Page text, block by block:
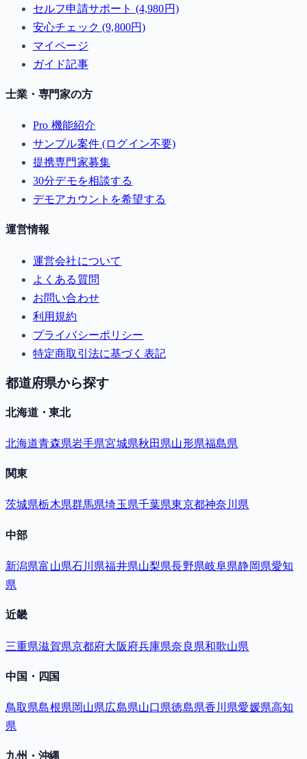
セルフ申請サポート (4,980円)
安心チェック (9,800円)
マイページ
ガイド記事
士業・専門家の方
Pro 機能紹介
サンプル案件 (ログイン不要)
提携専門家募集
30分デモを相談する
デモアカウントを希望する
運営情報
運営会社について
よくある質問
お問い合わせ
利用規約
プライバシーポリシー
特定商取引法に基づく表記
都道府県から探す
北海道・東北
北海道青森県岩手県宮城県秋田県山形県福島県
関東
茨城県栃木県群馬県埼玉県千葉県東京都神奈川県
中部
新潟県富山県石川県福井県山梨県長野県岐阜県静岡県愛知
県
近畿
三重県滋賀県京都府大阪府兵庫県奈良県和歌山県
中国・四国
鳥取県島根県岡山県広島県山口県徳島県香川県愛媛県高知
県
九州・沖縄